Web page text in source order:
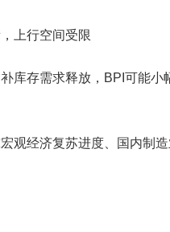
上行空间受限
补库存需求释放，BPI可能
宏观经济复苏进度、国内制